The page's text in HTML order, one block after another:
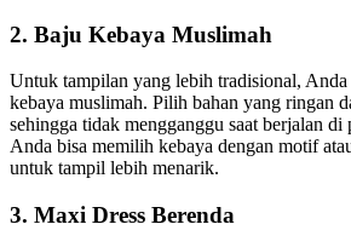
2. Baju Kebaya Muslimah
Untuk tampilan yang lebih tradisional,
kebaya muslimah. Pilih bahan yang ringan
sehingga tidak mengganggu saat berjalan di
Anda bisa memilih kebaya dengan motif
untuk tampil lebih menarik.
3. Maxi Dress Berenda